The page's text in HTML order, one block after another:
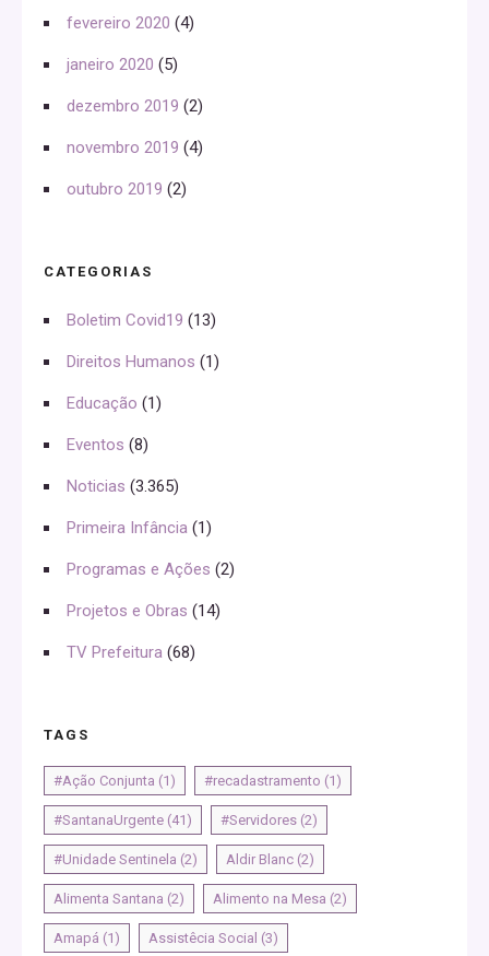
fevereiro 2020 (4)
janeiro 2020 (5)
dezembro 2019 (2)
novembro 2019 (4)
outubro 2019 (2)
CATEGORIAS
Boletim Covid19 (13)
Direitos Humanos (1)
Educação (1)
Eventos (8)
Noticias (3.365)
Primeira Infância (1)
Programas e Ações (2)
Projetos e Obras (14)
TV Prefeitura (68)
TAGS
#Ação Conjunta (1) #recadastramento (1)
#SantanaUrgente (41) #Servidores (2)
#Unidade Sentinela (2) Aldir Blanc (2)
Alimenta Santana (2) Alimento na Mesa (2)
Amapá (1) Assistêcia Social (3)